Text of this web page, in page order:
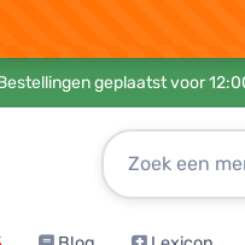
geplaatst voor